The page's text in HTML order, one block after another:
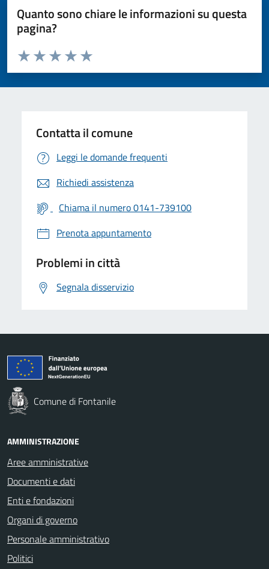
Quanto sono chiare le informazioni su questa
pagina?
Valuta da 1 a 5 stelle la pagina
Valuta 5 stelle su 5
Valuta 4 stelle su 5
Valuta 3 stelle su 5
Valuta 2 stelle su 5
Valuta 1 stelle su 5
Contatta il comune
Leggi le domande frequenti
Richiedi assistenza
Chiama il numero 0141-739100
Prenota appuntamento
Problemi in città
Segnala disservizio
Comune di Fontanile
AMMINISTRAZIONE
Aree amministrative
Documenti e dati
Enti e fondazioni
Organi di governo
Personale amministrativo
Politici